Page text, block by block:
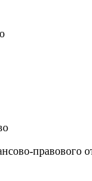
правового